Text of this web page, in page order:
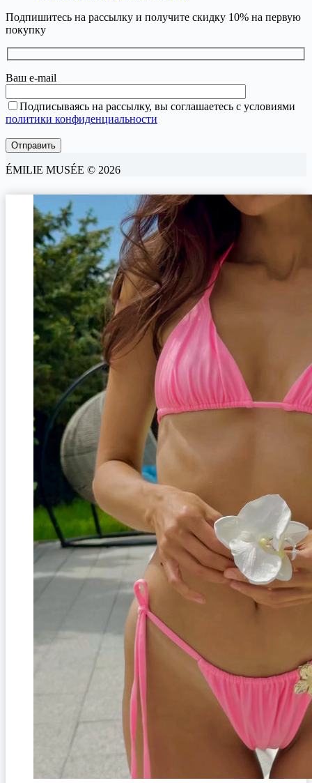
Подпишитесь на рассылку и получите скидку 10% на первую
покупку
Ваш e-mail
Подписываясь на рассылку, вы соглашаетесь с условиями
политики конфиденциальности
ÉMILIE MUSÉE © 2026